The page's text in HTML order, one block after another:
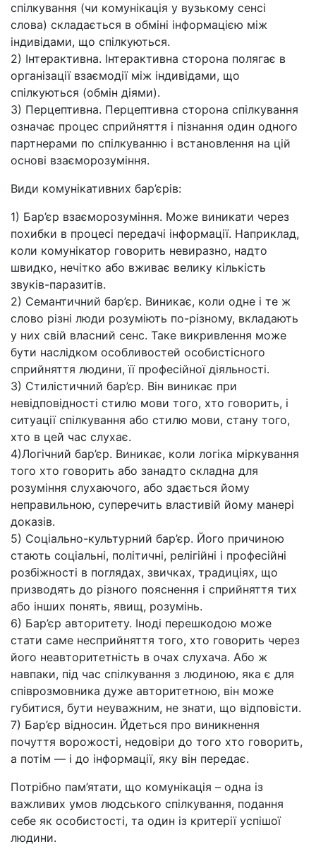
спілкування (чи комунікація у вузькому сенсі
слова) складається в обміні інформацією між
індивідами, що спілкуються.
2) Інтерактивна. Інтерактивна сторона полягає в
організації взаємодії між індивідами, що
спілкуються (обмін діями).
3) Перцептивна. Перцептивна сторона спілкування
означає процес сприйняття і пізнання один одного
партнерами по спілкуванню і встановлення на цій
основі взаєморозуміння.
Види комунікативних бар’єрів:
1) Бар’єр взаєморозуміння. Може виникати через
похибки в процесі передачі інформації. Наприклад,
коли комунікатор говорить невиразно, надто
швидко, нечітко або вживає велику кількість
звуків-паразитів.
2) Семантичний бар’єр. Виникає, коли одне і те ж
слово різні люди розуміють по-різному, вкладають
у них свій власний сенс. Таке викривлення може
бути наслідком особливостей особистісного
сприйняття людини, її професійної діяльності.
3) Стилістичний бар’єр. Він виникає при
невідповідності стилю мови того, хто говорить, і
ситуації спілкування або стилю мови, стану того,
хто в цей час слухає.
4)Логічний бар’єр. Виникає, коли логіка міркування
того хто говорить або занадто складна для
розуміння слухаючого, або здається йому
неправильною, суперечить властивій йому манері
доказів.
5) Соціально-культурний бар’єр. Його причиною
стають соціальні, політичні, релігійні і професійні
розбіжності в поглядах, звичках, традиціях, що
призводять до різного пояснення і сприйняття тих
або інших понять, явищ, розумінь.
6) Бар’єр авторитету. Іноді перешкодою може
стати саме несприйняття того, хто говорить через
його неавторитетність в очах слухача. Або ж
навпаки, під час спілкування з людиною, яка є для
співрозмовника дуже авторитетною, він може
губитися, бути неуважним, не знати, що відповісти.
7) Бар’єр відносин. Йдеться про виникнення
почуття ворожості, недовіри до того хто говорить,
а потім — і до інформації, яку він передає.
Потрібно пам’ятати, що комунікація – одна із
важливих умов людського спілкування, подання
себе як особистості, та один із критерії успішої
людини.